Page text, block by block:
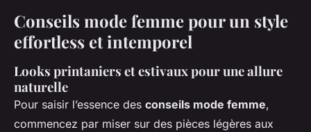
Conseils mode femme pour un style
effortless et intemporel
Looks printaniers et estivaux pour une allure
naturelle
Pour saisir l’essence des conseils mode femme,
commencez par miser sur des pièces légères aux